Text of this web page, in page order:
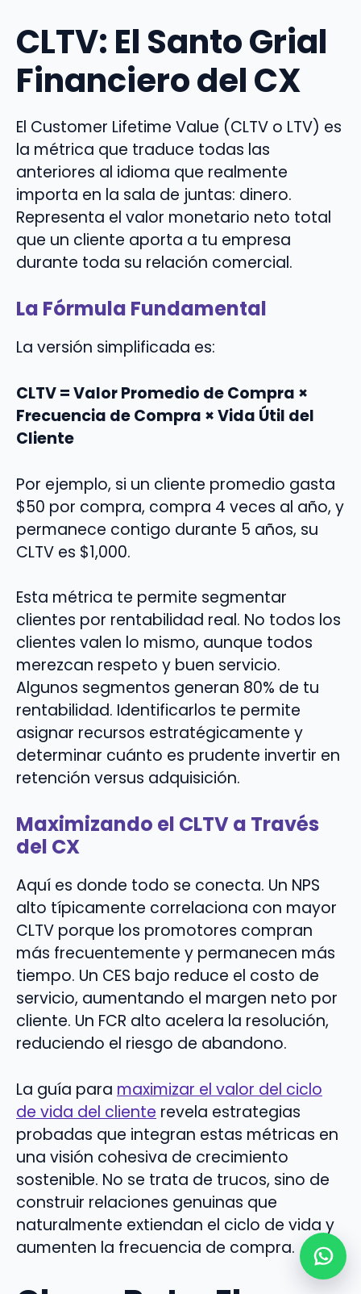
CLTV: El Santo Grial
Financiero del CX
El Customer Lifetime Value (CLTV o LTV) es
la métrica que traduce todas las
anteriores al idioma que realmente
importa en la sala de juntas: dinero.
Representa el valor monetario neto total
que un cliente aporta a tu empresa
durante toda su relación comercial.
La Fórmula Fundamental
La versión simplificada es:
CLTV = Valor Promedio de Compra ×
Frecuencia de Compra × Vida Útil del
Cliente
Por ejemplo, si un cliente promedio gasta
$50 por compra, compra 4 veces al año, y
permanece contigo durante 5 años, su
CLTV es $1,000.
Esta métrica te permite segmentar
clientes por rentabilidad real. No todos los
clientes valen lo mismo, aunque todos
merezcan respeto y buen servicio.
Algunos segmentos generan 80% de tu
rentabilidad. Identificarlos te permite
asignar recursos estratégicamente y
determinar cuánto es prudente invertir en
retención versus adquisición.
Maximizando el CLTV a Través
del CX
Aquí es donde todo se conecta. Un NPS
alto típicamente correlaciona con mayor
CLTV porque los promotores compran
más frecuentemente y permanecen más
tiempo. Un CES bajo reduce el costo de
servicio, aumentando el margen neto por
cliente. Un FCR alto acelera la resolución,
reduciendo el riesgo de abandono.
La guía para maximizar el valor del ciclo
de vida del cliente revela estrategias
probadas que integran estas métricas en
una visión cohesiva de crecimiento
sostenible. No se trata de trucos, sino de
construir relaciones genuinas que
naturalmente extiendan el ciclo de vida y
aumenten la frecuencia de compra.